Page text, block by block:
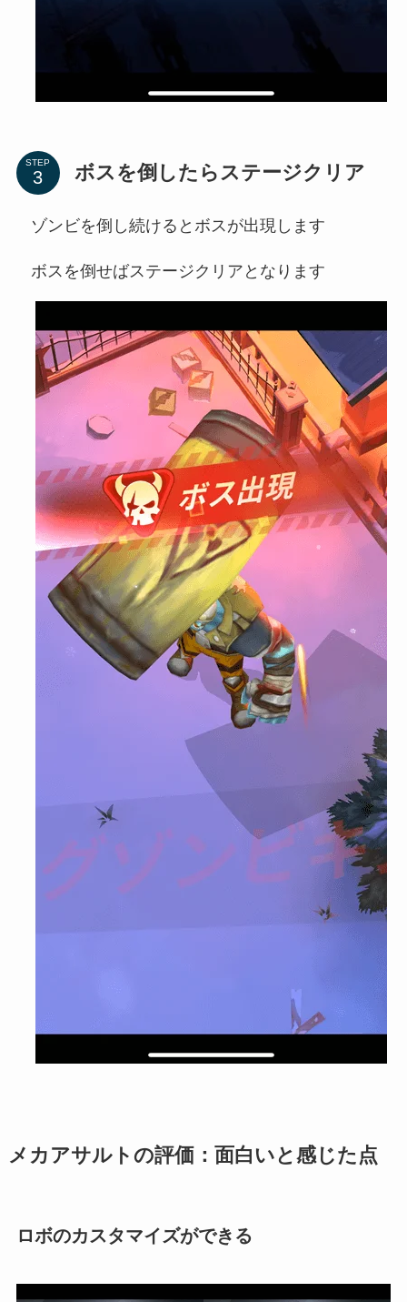
STEP ボスを倒したらステージクリア
ゾンビを倒し続けるとボスが出現します
ボスを倒せばステージクリアとなります
メカアサルトの評価：面白いと感じた点
ロボのカスタマイズができる